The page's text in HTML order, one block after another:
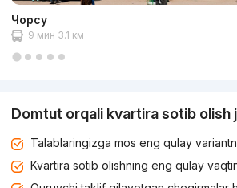
Чорсу
9 мин 3.1 км
Domtut orqali kvartira sotib olish
Talablaringizga mos eng qulay
Kvartira sotib olishning eng qulay